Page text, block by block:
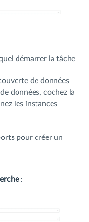
démarrer la tâche
de données
données, cochez la
les instances
pour créer un
: